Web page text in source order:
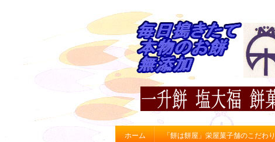
ホーム 「餅は餅屋」栄屋菓子舗のこだわり